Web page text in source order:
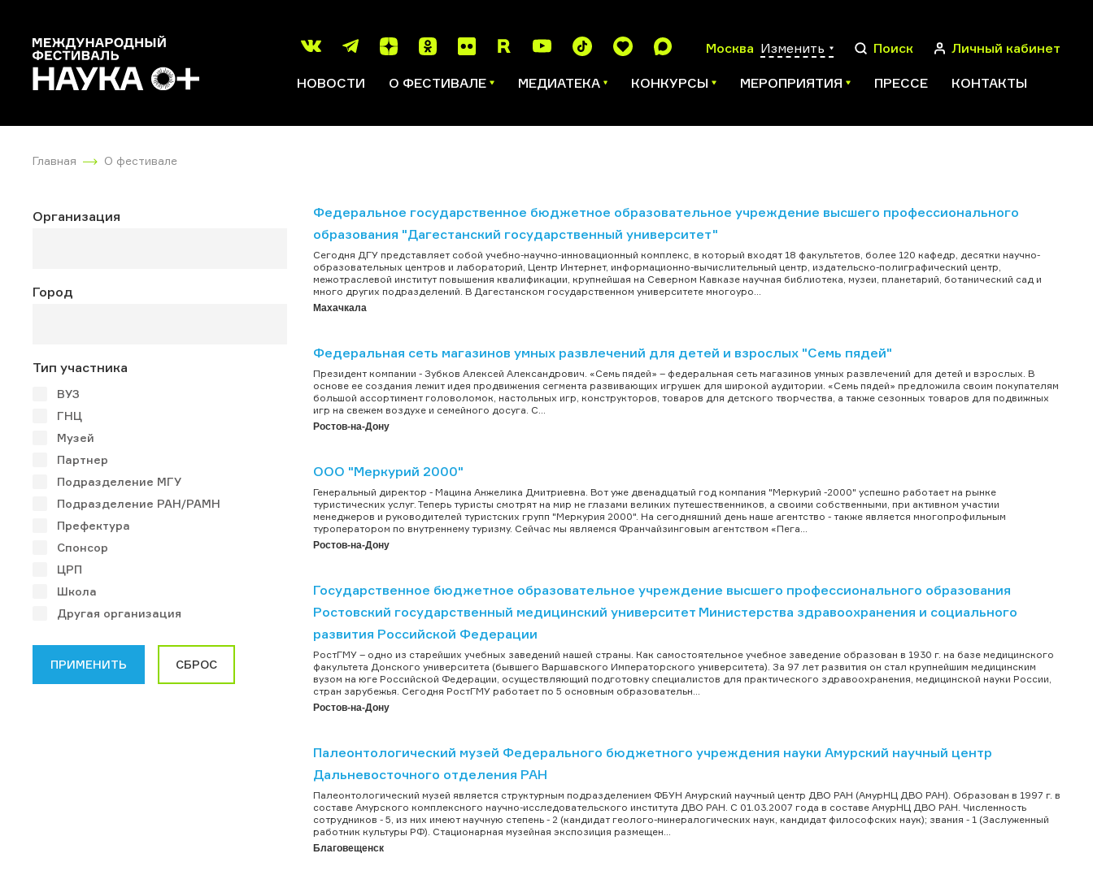
Москва Изменить Поиск Личный кабинет
НОВОСТИ О ФЕСТИВАЛЕ МЕДИАТЕКА КОНКУРСЫ МЕРОПРИЯТИЯ ПРЕССЕ КОНТАКТЫ
Главная О фестивале
Организация
Город
Тип участника
ВУЗ
ГНЦ
Музей
Партнер
Подразделение МГУ
Подразделение РАН/РАМН
Префектура
Спонсор
ЦРП
Школа
Другая организация
Федеральное государственное бюджетное образовательное учреждение высшего профессионального
образования "Дагестанский государственный университет"
Сегодня ДГУ представляет собой учебно-научно-инновационный комплекс, в который входят 18 факультетов, более 120 кафедр, десятки научно-
образовательных центров и лабораторий, Центр Интернет, информационно-вычислительный центр, издательско-полиграфический центр,
межотраслевой институт повышения квалификации, крупнейшая на Северном Кавказе научная библиотека, музеи, планетарий, ботанический сад и
много других подразделений. В Дагестанском государственном университете многоуро...
Махачкала
Федеральная сеть магазинов умных развлечений для детей и взрослых "Семь пядей"
Президент компании - Зубков Алексей Александрович. «Семь пядей» – федеральная сеть магазинов умных развлечений для детей и взрослых. В
основе ее создания лежит идея продвижения сегмента развивающих игрушек для широкой аудитории. «Семь пядей» предложила своим покупателям
большой ассортимент головоломок, настольных игр, конструкторов, товаров для детского творчества, а также сезонных товаров для подвижных
игр на свежем воздухе и семейного досуга. С...
Ростов-на-Дону
ООО "Меркурий 2000"
Генеральный директор - Мацина Анжелика Дмитриевна. Вот уже двенадцатый год компания "Меркурий -2000" успешно работает на рынке
туристических услуг. Теперь туристы смотрят на мир не глазами великих путешественников, а своими собственными, при активном участии
менеджеров и руководителей туристских групп "Меркурия 2000". На сегодняшний день наше агентство - также является многопрофильным
туроператором по внутреннему туризму. Сейчас мы являемся Франчайзинговым агентством «Пега...
Ростов-на-Дону
Государственное бюджетное образовательное учреждение высшего профессионального образования
Ростовский государственный медицинский университет Министерства здравоохранения и социального
развития Российской Федерации
РостГМУ – одно из старейших учебных заведений нашей страны. Как самостоятельное учебное заведение образован в 1930 г. на базе медицинского
факультета Донского университета (бывшего Варшавского Императорского университета). За 97 лет развития он стал крупнейшим медицинским
вузом на юге Российской Федерации, осуществляющий подготовку специалистов для практического здравоохранения, медицинской науки России,
стран зарубежья. Сегодня РостГМУ работает по 5 основным образовательн...
Ростов-на-Дону
Палеонтологический музей Федерального бюджетного учреждения науки Амурский научный центр
Дальневосточного отделения РАН
Палеонтологический музей является структурным подразделением ФБУН Амурский научный центр ДВО РАН (АмурНЦ ДВО РАН). Образован в 1997 г. в
составе Амурского комплексного научно-исследовательского института ДВО РАН. С 01.03.2007 года в составе АмурНЦ ДВО РАН. Численность
сотрудников - 5, из них имеют научную степень - 2 (кандидат геолого-минералогических наук, кандидат философских наук); звания - 1 (Заслуженный
работник культуры РФ). Стационарная музейная экспозиция размещен...
Благовещенск